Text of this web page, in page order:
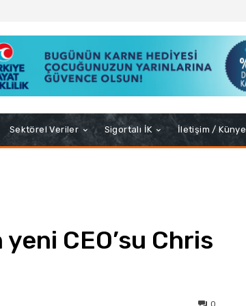
Sektörel Veriler Sigortalı İK İletişim / Künye
CEO’su Chris